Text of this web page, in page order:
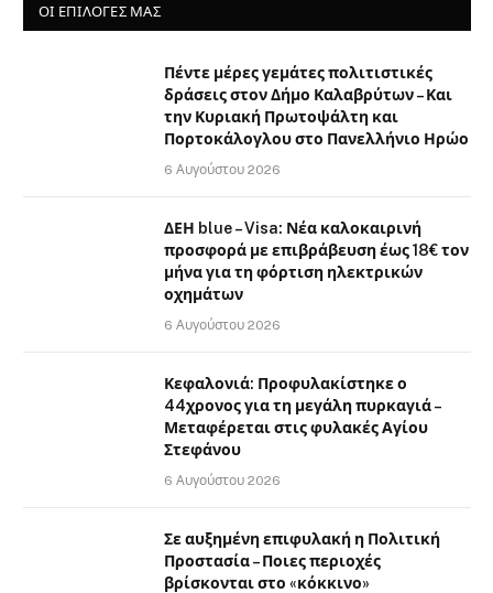
ΟΙ ΕΠΙΛΟΓΈΣ ΜΑΣ
Πέντε μέρες γεμάτες πολιτιστικές
δράσεις στον Δήμο Καλαβρύτων – Και
την Κυριακή Πρωτοψάλτη και
Πορτοκάλογλου στο Πανελλήνιο Ηρώο
6 Αυγούστου 2026
ΔΕΗ blue – Visa: Νέα καλοκαιρινή
προσφορά με επιβράβευση έως 18€ τον
μήνα για τη φόρτιση ηλεκτρικών
οχημάτων
6 Αυγούστου 2026
Κεφαλονιά: Προφυλακίστηκε ο
44χρονος για τη μεγάλη πυρκαγιά –
Μεταφέρεται στις φυλακές Αγίου
Στεφάνου
6 Αυγούστου 2026
Σε αυξημένη επιφυλακή η Πολιτική
Προστασία – Ποιες περιοχές
βρίσκονται στο «κόκκινο»